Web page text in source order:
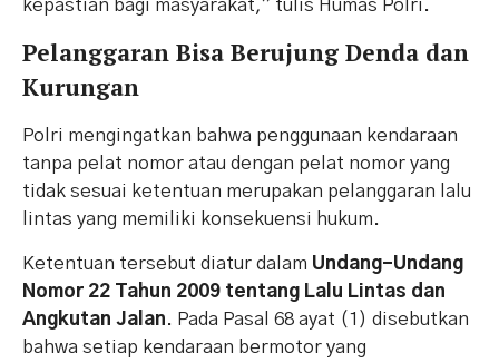
kepastian bagi masyarakat,” tulis Humas Polri.
Pelanggaran Bisa Berujung Denda dan
Kurungan
Polri mengingatkan bahwa penggunaan kendaraan
tanpa pelat nomor atau dengan pelat nomor yang
tidak sesuai ketentuan merupakan pelanggaran lalu
lintas yang memiliki konsekuensi hukum.
Ketentuan tersebut diatur dalam Undang-Undang
Nomor 22 Tahun 2009 tentang Lalu Lintas dan
Angkutan Jalan. Pada Pasal 68 ayat (1) disebutkan
bahwa setiap kendaraan bermotor yang